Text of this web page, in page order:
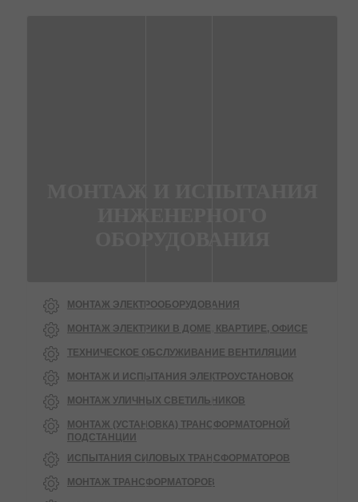
МОНТАЖ ЭЛЕКТРООБОРУДОВАНИЯ
МОНТАЖ ЭЛЕКТРИКИ В ДОМЕ, КВАРТИРЕ, ОФИСЕ
ТЕХНИЧЕСКОЕ ОБСЛУЖИВАНИЕ ВЕНТИЛЯЦИИ
МОНТАЖ И ИСПЫТАНИЯ ЭЛЕКТРОУСТАНОВОК
МОНТАЖ УЛИЧНЫХ СВЕТИЛЬНИКОВ
МОНТАЖ (УСТАНОВКА) ТРАНСФОРМАТОРНОЙ
ПОДСТАНЦИИ
ИСПЫТАНИЯ СИЛОВЫХ ТРАНСФОРМАТОРОВ
МОНТАЖ ТРАНСФОРМАТОРОВ